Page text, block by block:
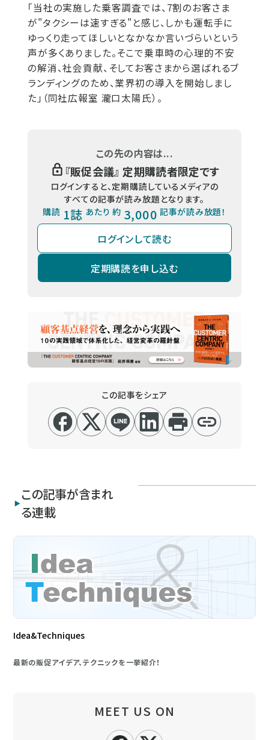
「当社の実施した乗客調査では、7割のお客さま
が"タクシーは速すぎる"と感じ、しかも運転手に
ゆっくり走ってほしいとなかなか言いづらいという
声が多くありました。そこで乗車時の心理的不安
の解消、社会貢献、そしてお客さまから選ばれるブ
ランディングのため、業界初の導入を開始しまし
た」（同社広報室 瀧口太陽氏）。
この先の内容は...
『販促会議』 定期購読者限定です
ログインすると、定期購読しているメディアの
すべての記事が読み放題となります。
購読 1誌 あたり 約 3,000 記事が読み放題！
ログインして読む
定期購読を申し込む
この記事をシェア
この記事が含まれ
る連載
Idea&Techniques
最新の販促アイデア、テクニックを一挙紹介！
MEET US ON